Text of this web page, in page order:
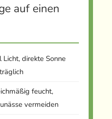
auf einen
Licht, direkte Sonne
feucht,
vermeiden